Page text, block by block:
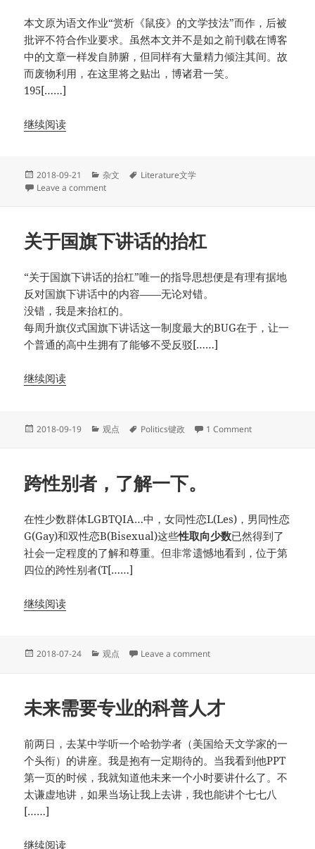
本文原为语文作业“赏析《鼠疫》的文学技法”而作，后被
批评不符合作业要求。虽然本文并不是如之前刊载在博客
中的文章一样发自肺腑，但同样有大量精力倾注其间。故
而废物利用，在这里将之贴出，博诸君一笑。
195[……]
继续阅读
Posted
on
2018-09-21 Categories
杂文 Tags
Literature文学
Leave a commenton 浅析《鼠疫》中叙事视角的使用
关于国旗下讲话的抬杠
“关于国旗下讲话的抬杠”唯一的指导思想便是有理有据地
反对国旗下讲话中的内容——无论对错。
没错，我是来抬杠的。
每周升旗仪式国旗下讲话这一制度最大的BUG在于，让一
个普通的高中生拥有了能够不受反驳[……]
继续阅读
Posted
2018-09-19 Categories
观点 Tags
Politics键政 1 Commenton 关于国旗下
跨性别者，了解一下。
在性少数群体LGBTQIA…中，女同性恋L(Les)，男同性恋
G(Gay)和双性恋B(Bisexual)这些性取向少数已然得到了
社会一定程度的了解和尊重。但非常遗憾地看到，位于第
四位的跨性别者(T[……]
继续阅读
Posted
2018-07-24 Categories
观点 Leave a commenton 跨性别者，了解一下。
未来需要专业的科普人才
前两日，去某中学听一个哈勃学者（美国给天文学家的一
个头衔）的讲座。我是抱有一定期待的。当我看到他PPT
第一页的时候，我就知道他未来一个小时要讲什么了。不
太谦虚地讲，如果当场让我上去讲，我也能讲个七七八
[……]
继续阅读